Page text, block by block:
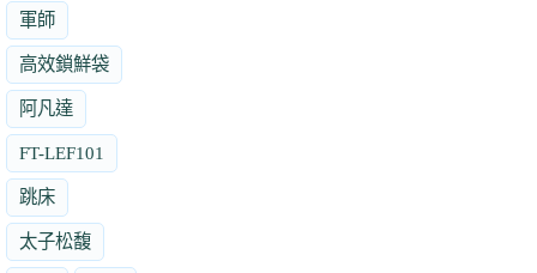
軍師
高效鎖鮮袋
阿凡達
FT-LEF101
跳床
太子松馥